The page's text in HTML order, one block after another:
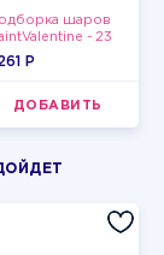
шаров
- 23
P
ДОБАВИТЬ